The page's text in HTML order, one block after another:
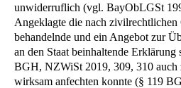
unwiderruflich (vgl. BayObLGSt
Angeklagte die nach zivilrechtlichen
behandelnde und ein Angebot zur
an den Staat beinhaltende Erklärung
BGH, NZWiSt 2019, 309, 310 auch
wirksam anfechten konnte (§ 119